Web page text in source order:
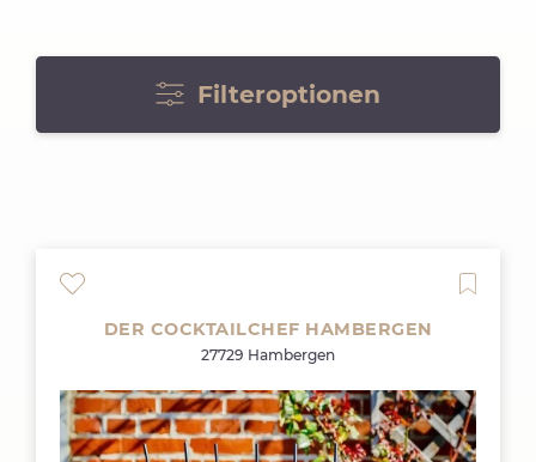
Filteroptionen
DER COCKTAILCHEF HAMBERGEN
27729 Hambergen